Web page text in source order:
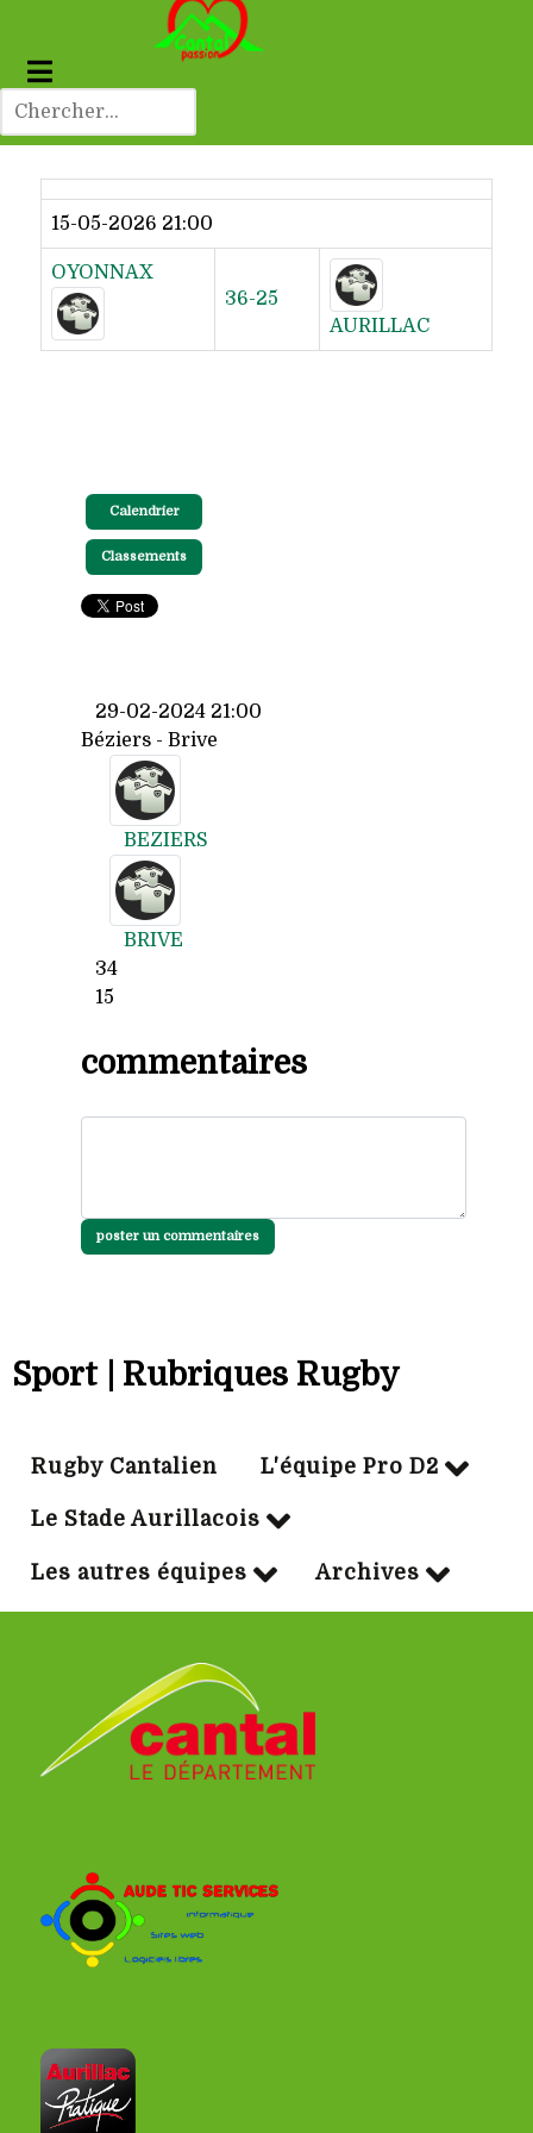
Dernier résultat
15-05-2026 21:00
OYONNAX
36-25
AURILLAC
Calendrier
Classements
29-02-2024 21:00
Béziers - Brive
BEZIERS
BRIVE
34
15
commentaires
poster un commentaires
Sport | Rubriques Rugby
Rugby Cantalien L'équipe Pro D2
Le Stade Aurillacois
Les autres équipes Archives